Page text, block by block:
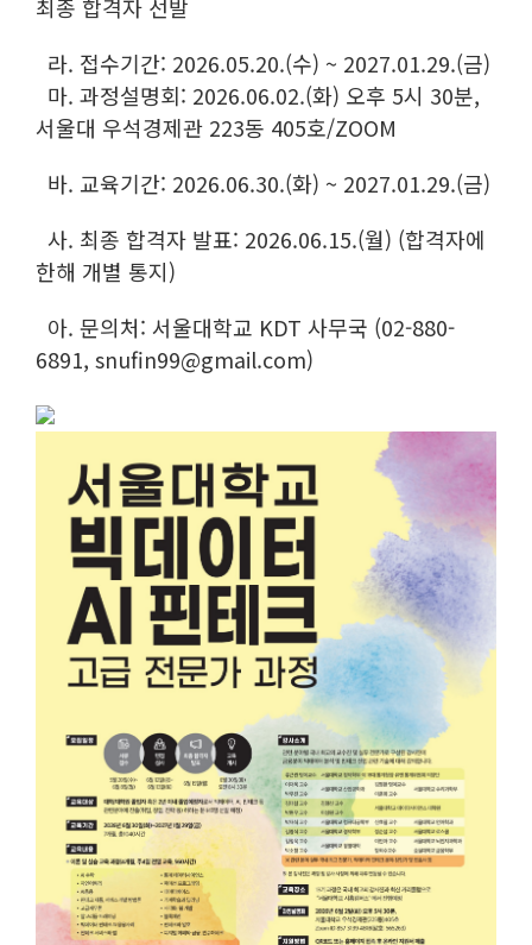
최종 합격자 선발
라. 접수기간: 2026.05.20.(수) ~ 2027.01.29.(금)
마. 과정설명회: 2026.06.02.(화) 오후 5시 30분,
서울대 우석경제관 223동 405호/ZOOM
바. 교육기간: 2026.06.30.(화) ~ 2027.01.29.(금)
사. 최종 합격자 발표: 2026.06.15.(월) (합격자에
한해 개별 통지)
아. 문의처: 서울대학교 KDT 사무국 (02-880-
6891, snufin99@gmail.com)